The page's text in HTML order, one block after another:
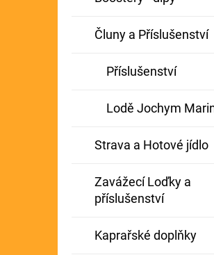
Čluny a Příslušenství
Příslušenství
Lodě Jochym
Strava a Hotové jídlo
Zavážecí Loďky a
příslušenství
Kaprařské doplňky
Původně: 79 Kč